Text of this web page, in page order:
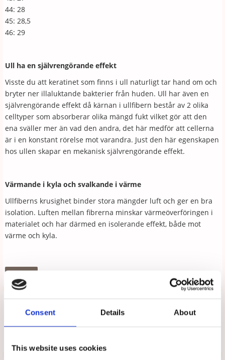
Consent Details About
This website uses cookies
44: 28
45: 28,5
46: 29
Ull ha en självrengörande effekt
Visste du att keratinet som finns i ull naturligt tar hand om och
bryter ner illaluktande bakterier från huden. Ull har även en
självrengörande effekt då kärnan i ullfibern består av 2 olika
celltyper som absorberar olika mängd fukt vilket gör att den
ena sväller mer än vad den andra, det här medför att cellerna
är i en konstant rörelse mot varandra. Just den här egenskapen
hos ullen skapar en mekanisk självrengörande effekt.
Värmande i kyla och svalkande i värme
Ullfiberns krusighet binder stora mängder luft och ger en bra
isolation. Luften mellan fibrerna minskar värmeöverföringen i
materialet och har därmed en isolerande effekt, både mot
värme och kyla.